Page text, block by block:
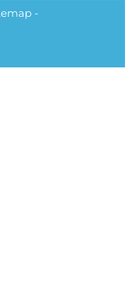
-